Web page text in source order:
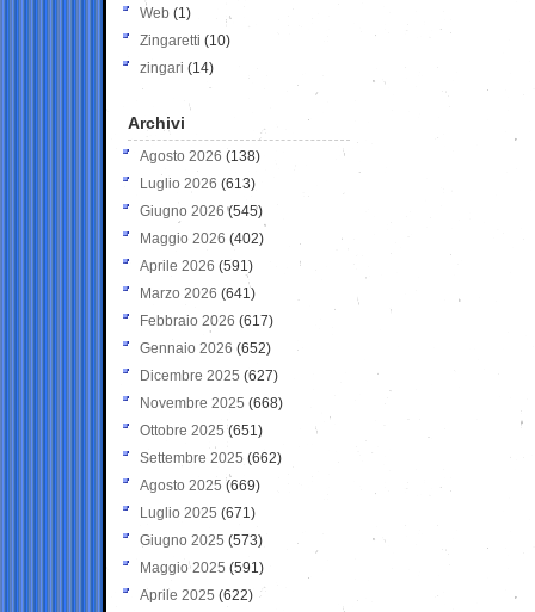
Web (1)
Zingaretti (10)
zingari (14)
Archivi
Agosto 2026 (138)
Luglio 2026 (613)
Giugno 2026 (545)
Maggio 2026 (402)
Aprile 2026 (591)
Marzo 2026 (641)
Febbraio 2026 (617)
Gennaio 2026 (652)
Dicembre 2025 (627)
Novembre 2025 (668)
Ottobre 2025 (651)
Settembre 2025 (662)
Agosto 2025 (669)
Luglio 2025 (671)
Giugno 2025 (573)
Maggio 2025 (591)
Aprile 2025 (622)